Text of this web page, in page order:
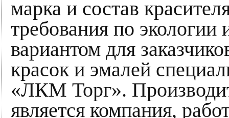
марка и состав
требования по
вариантом для
красок и эмалей
«ЛКМ Торг».
является компания,